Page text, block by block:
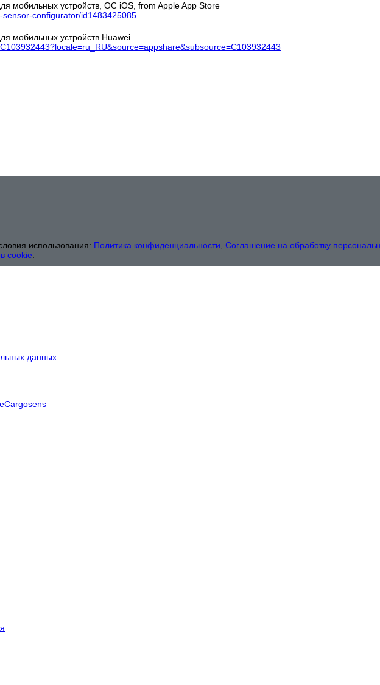
мобильных устройств, ОС iOS, from Apple App Store
configurator/id1483425085
мобильных устройств Huawei
использования: Политика конфиденциальности Соглашение на обработку
cookie
данных